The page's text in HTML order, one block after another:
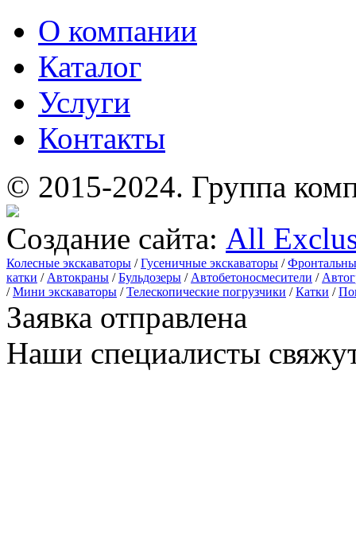
О компании
Каталог
Услуги
Контакты
© 2015-2024. Группа
Создание сайта: All
Колесные экскаваторы /Гусеничные экскаваторы /
катки / Автокраны /Бульдозеры / Автобетоносмесители /
/Мини экскаваторы /Телескопические погрузчики /Катки /
Заявка отправлена
Наши специалисты